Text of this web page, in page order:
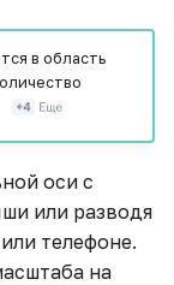
в область
оси с
или разводя
телефоне.
на